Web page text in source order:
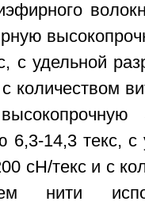
с удельной
количеством
6,3-14,3 текс,
сН/текс и с
нити